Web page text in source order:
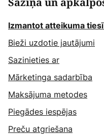
Izmantot atteikuma
Bieži uzdotie jautājumi
Sazinieties ar
Mārketinga sadarbība
Maksājuma metodes
Piegādes iespējas
Preču atgriešana